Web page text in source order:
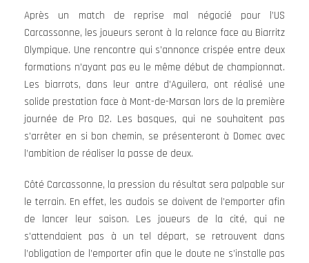
Après un match de reprise mal négocié pour l’US
Carcassonne, les joueurs seront à la relance face au Biarritz
Olympique. Une rencontre qui s’annonce crispée entre deux
formations n’ayant pas eu le même début de championnat.
Les biarrots, dans leur antre d’Aguilera, ont réalisé une
solide prestation face à Mont-de-Marsan lors de la première
journée de Pro D2. Les basques, qui ne souhaitent pas
s’arrêter en si bon chemin, se présenteront à Domec avec
l’ambition de réaliser la passe de deux.
Côté Carcassonne, la pression du résultat sera palpable sur
le terrain. En effet, les audois se doivent de l’emporter afin
de lancer leur saison. Les joueurs de la cité, qui ne
s’attendaient pas à un tel départ, se retrouvent dans
l’obligation de l’emporter afin que le doute ne s’installe pas